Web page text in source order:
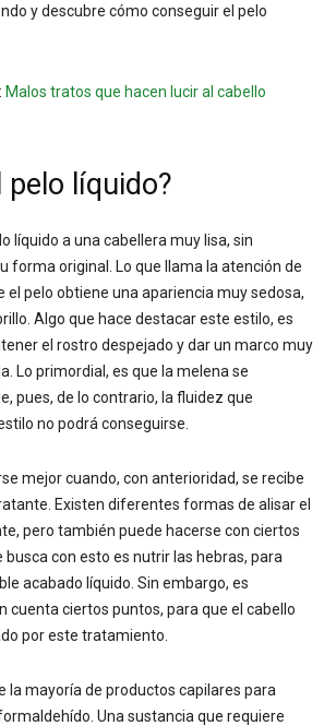
y descubre cómo conseguir el pelo
Malos tratos que hacen lucir al cabello
pelo líquido?
líquido a una cabellera muy lisa, sin
forma original. Lo que llama la atención de
el pelo obtiene una apariencia muy sedosa,
Algo que hace destacar este estilo, es
el rostro despejado y dar un marco muy
Lo primordial, es que la melena se
pues, de lo contrario, la fluidez que
no podrá conseguirse.
mejor cuando, con anterioridad, se recibe
Existen diferentes formas de alisar el
pero también puede hacerse con ciertos
busca con esto es nutrir las hebras, para
acabado líquido. Sin embargo, es
cuenta ciertos puntos, para que el cabello
por este tratamiento.
la mayoría de productos capilares para
Una sustancia que requiere